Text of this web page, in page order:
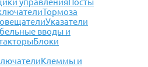
управленияПосты
Тормоза
Указатели
вводы и
Блоки
Клеммы и